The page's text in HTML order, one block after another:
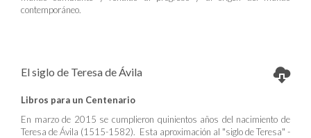
contemporáneo.
El siglo de Teresa de Ávila
Libros para un Centenario
En marzo de 2015 se cumplieron quinientos años del nacimiento de
Teresa de Ávila (1515-1582). Esta aproximación al "siglo de Teresa" -